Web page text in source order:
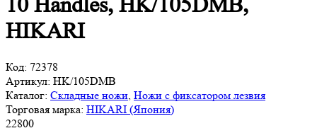
10 Handles, HK/105DMB,
HIKARI
Код: 72378
Артикул: HK/105DMB
Каталог: Складные ножи Ножи с фиксатором лезвия
Торговая марка: HIKARI (Япония)
22800